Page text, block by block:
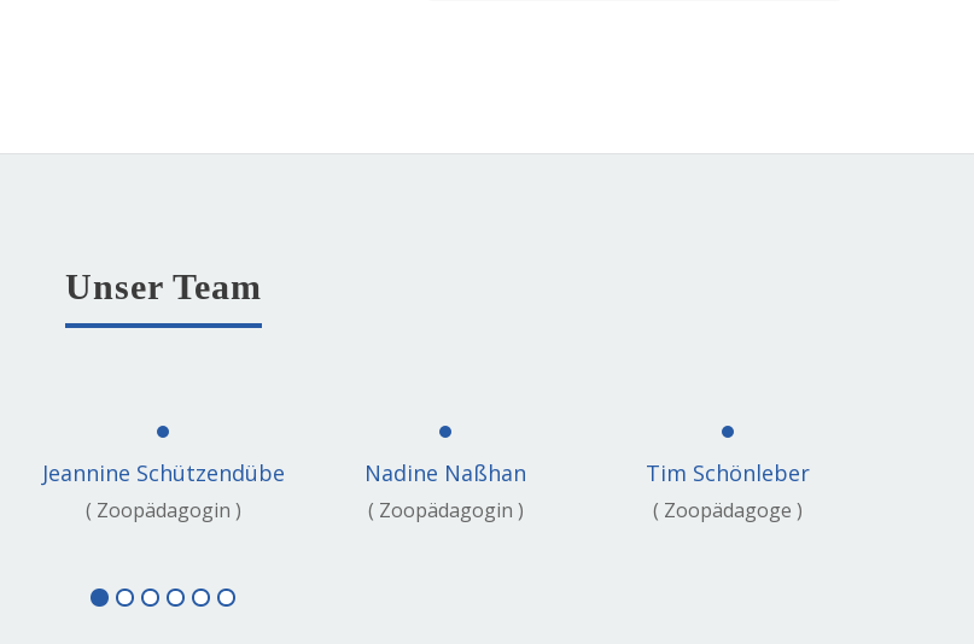
Unser Team
Jeannine Schützendübe
( Zoopädagogin )
Nadine Naßhan
( Zoopädagogin )
Tim Schönleber
( Zoopädagoge )